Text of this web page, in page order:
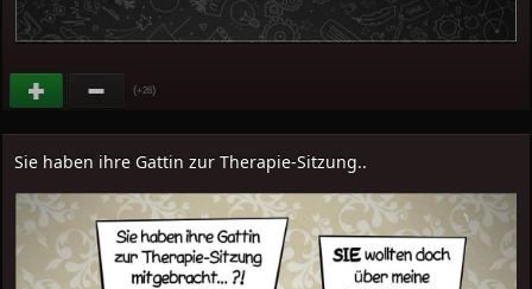
(+26)
Sie haben ihre Gattin zur Therapie-Sitzung..